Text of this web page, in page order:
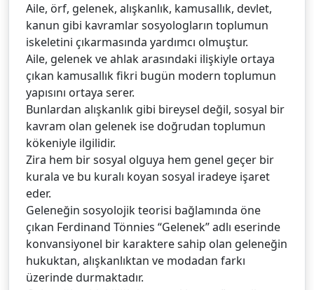
Aile, örf, gelenek, alışkanlık, kamusallık, devlet,
kanun gibi kavramlar sosyologların toplumun
iskeletini çıkarmasında yardımcı olmuştur.
Aile, gelenek ve ahlak arasındaki ilişkiyle ortaya
çıkan kamusallık fikri bugün modern toplumun
yapısını ortaya serer.
Bunlardan alışkanlık gibi bireysel değil, sosyal bir
kavram olan gelenek ise doğrudan toplumun
kökeniyle ilgilidir.
Zira hem bir sosyal olguya hem genel geçer bir
kurala ve bu kuralı koyan sosyal iradeye işaret
eder.
Geleneğin sosyolojik teorisi bağlamında öne
çıkan Ferdinand Tönnies “Gelenek” adlı eserinde
konvansiyonel bir karaktere sahip olan geleneğin
hukuktan, alışkanlıktan ve modadan farkı
üzerinde durmaktadır.